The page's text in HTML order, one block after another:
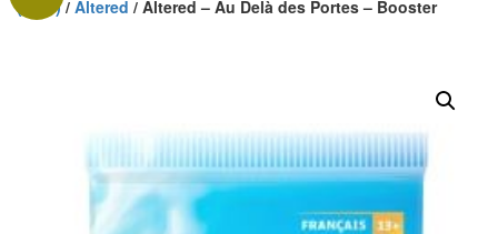
d’échecs
classiques
Coffrets
(TCG)/ Altered / Altered – Au Delà des Portes – Booster